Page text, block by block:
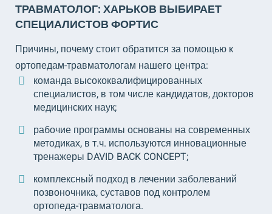
ТРАВМАТОЛОГ: ХАРЬКОВ ВЫБИРАЕТ
СПЕЦИАЛИСТОВ ФОРТИС
Причины, почему стоит обратится за помощью к
ортопедам-травматологам нашего центра:
команда высококвалифицированных
специалистов, в том числе кандидатов, докторов
медицинских наук;
рабочие программы основаны на современных
методиках, в т.ч. используются инновационные
тренажеры DAVID BACK CONCEPT;
комплексный подход в лечении заболеваний
позвоночника, суставов под контролем
ортопеда-травматолога.